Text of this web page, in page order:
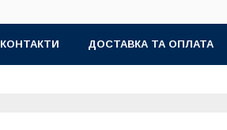
КОНТАКТИ ДОСТАВКА ТА ОПЛАТА